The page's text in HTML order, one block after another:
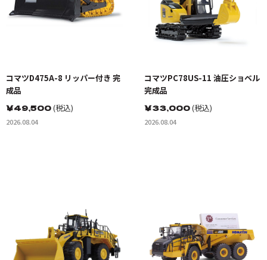
コマツD475A-8 リッパー付き 完
成品
￥49,500(税込)
2026.08.04
コマツPC78US-11 油圧ショベル
完成品
￥33,000(税込)
2026.08.04